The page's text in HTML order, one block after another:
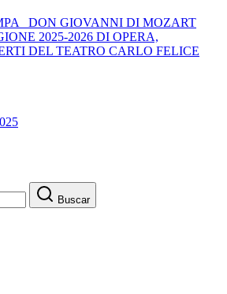
DON GIOVANNI DI MOZART
2025-2026 DI OPERA,
DEL TEATRO CARLO FELICE
Buscar